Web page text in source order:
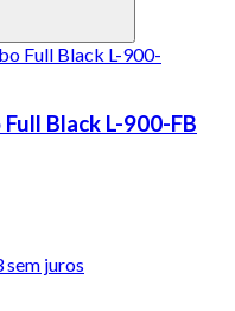
Black L-900-FB
sem juros